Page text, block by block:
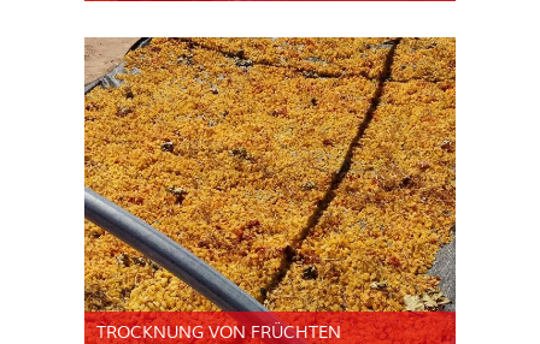
TROCKNUNG VON FRÜCHTEN